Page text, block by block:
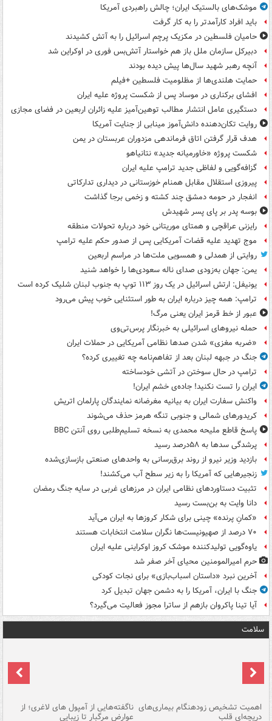
موشک‌های بالستیک ایران؛ چالش راهبردی آمریکا
باید افراد کارآمدتر را به کار گرفت
حامیان فلسطین در مکزیک پرچم اسرائیل را به آتش کشیدند
دبیرکل سازمان ملل باز هم خواستار آتش‌بس فوری در اوکراین شد
آنچه رهبر شهید سال‌ها پیش دیده بودند
حمایت هلندی‌ها از مظلومیت فلسطین +فیلم
افشای برکناری در موساد پس از شکست پروژه علیه ایران
دستگیری عامل انتشار مطالب توهین‌آمیز علیه زائران اربعین در فضای مجازی
روایت تکان‌دهنده دانش‌آموز مینابی از جنایت آمریکا
هدف قرار گرفتن اتاق‌ فرماندهی مزدوران عربستان در یمن
شکست پروژه «خاورمیانه جدید» نتانیاهو
گزافه‌گویی و لفاظی جدید ترامپ علیه ایران
پیروزی استقلال مقابل همنام خوزستانی در دیداری تدارکاتی
انفجار در حومه دمشق چند کشته و زخمی برجا گذاشت
بوسه‌ پدر بر پای پسر شهیدش
رایزنی عراقچی و همتای موریتانی خود درباره تحولات منطقه
موج تهدید علیه قضات آمریکایی پس از صدور حکم علیه ترامپ
روایتی از همدلی و همسویی ملت‌ها در مراسم اربعین
یمن: جهان به‌زودی صدای ناله سعودی‌ها را خواهد شنید
یونیفل: ارتش اسرائیل در یک روز ۱۱۳ توپ به جنوب لبنان شلیک کرده است
ترامپ: همه چیز درباره ایران به طور استثنایی خوب پیش می‌رود
عبور از خط قرمز ایران یعنی مرگ!
حمله نیروهای اسرائیلی به خبرنگار پرس‌تی‌وی
«ضربه مغزی» شدن صدها نظامی آمریکایی در حملات ایران
جنگ در جبهه لبنان بعد از تفاهم‌نامه چه تغییری کرده؟
ترامپ در حال سوختن در آتشی خودساخته
ایران را تست نکنید! جاده‌ی خشم ایران!
واکنش سفارت ایران به بیانیه مغرضانه نمایندگان پارلمان اتریش
کریدورهای شمالی و جنوبی تنگه هرمز حذف می‌شوند
پاسخ قاطع ملیحه محمدی به نسخه تسلیم‌طلبی روی آنتن BBC
پرشدگی سدها به ۵۸درصد رسید
بازدید وزیر نیرو از روند برق‌رسانی به واحدهای صنعتی بازسازی‌شده
زنجیرهایی که آمریکا را به زیر سطح آب می‌کشند!
تثبیت دستاوردهای نظامی ایران در مرزهای غربی در سایه جنگ رمضان
دانا وایت به بن‌بست رسید
«کمانِ پرنده» چینی برای شکار کروزها به ایران می‌آید
۷۰ درصد از صهیونیست‌ها نگران سلامت انتخابات هستند
یاوه‌گویی تولیدکننده موشک کروز اوکراینی علیه ایران
حرم امیرالمومنین محیای آخر صفر شد
آخرین نبرد «داستان اسباب‌بازی» برای نجات کودکی
جنگ با ایران، آمریکا را به دشمن جهان تبدیل کرد
آیا تینا پاکروان بازهم از ساترا مجوز فعالیت می‌گیرد؟
سلامت
اهمیت تشخیص زودهنگام بیماری‌های
دریچه‌ای قلب
ناگفته‌هایی از آمپول های لاغری؛ از
عوارض مرگبار تا زیبایی